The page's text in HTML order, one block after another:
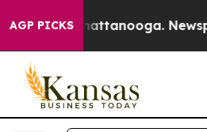
AGP PICKS
in Chattanooga.